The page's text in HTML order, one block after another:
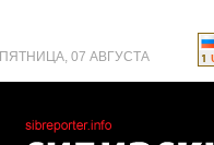
ПЯТНИЦА, 07 АВГУСТА